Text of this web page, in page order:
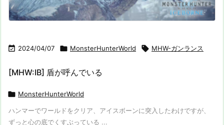
 2024/04/07  MonsterHunterWorld  MHW-ガンランス
[MHW:IB] 盾が呼んでいる
 MonsterHunterWorld
ハンマーでワールドをクリア、アイスボーンに突入したわけですが、
ずっと心の底でくすぶっている ...